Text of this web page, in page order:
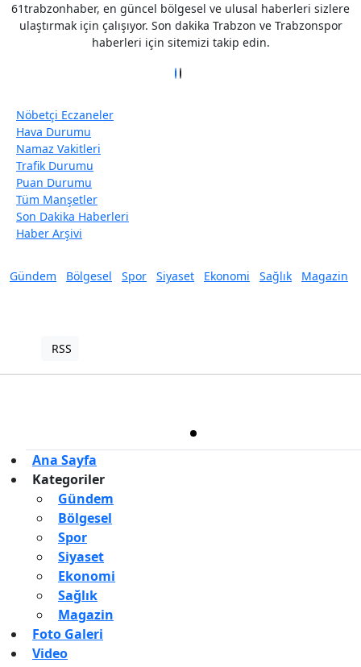
61trabzonhaber, en güncel bölgesel ve ulusal haberleri sizlere
ulaştırmak için çalışıyor. Son dakika Trabzon ve Trabzonspor
haberleri için sitemizi takip edin.
Nöbetçi Eczaneler
Hava Durumu
Namaz Vakitleri
Trafik Durumu
Puan Durumu
Tüm Manşetler
Son Dakika Haberleri
Haber Arşivi
Gündem Bölgesel Spor Siyaset Ekonomi Sağlık Magazin
RSS
Ana Sayfa
Kategoriler
Gündem
Bölgesel
Spor
Siyaset
Ekonomi
Sağlık
Magazin
Foto Galeri
Video